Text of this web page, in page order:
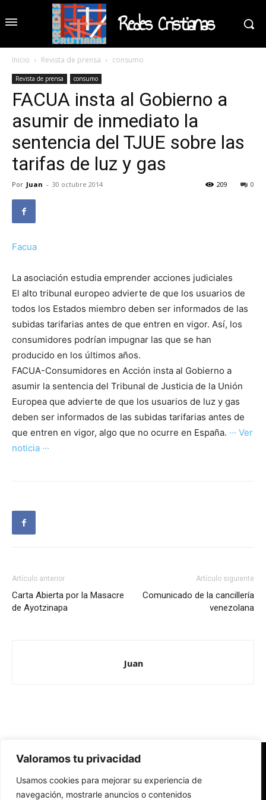
Valoramos tu privacidad
Usamos cookies para mejorar su experiencia de
navegación, mostrarle anuncios o contenidos
Redes Cristianas
Inicio Revista de prensa consumo
Revista de prensa consumo
FACUA insta al Gobierno a
asumir de inmediato la
sentencia del TJUE sobre las
tarifas de luz y gas
Por Juan - 30 octubre 2014 0
209
Facua
La asociación estudia emprender acciones judiciales
El alto tribunal europeo advierte de que los usuarios de
todos los Estados miembro deben ser informados de las
subidas tarifarias antes de que entren en vigor. Así, los
consumidores podrían impugnar las que se han
producido en los últimos años.
FACUA-Consumidores en Acción insta al Gobierno a
asumir la sentencia del Tribunal de Justicia de la Unión
Europea que advierte de que los usuarios de luz y gas
deben ser informados de las subidas tarifarias antes de
que entren en vigor, algo que no ocurre en España. ··· Ver
noticia ···
Artículo anterior
Carta Abierta por la Masacre
de Ayotzinapa
Artículo siguiente
Comunicado de la cancillería
venezolana
Juan
Redes Cristianas
Una mirada alternativa sobre la Iglesia católica y la sociedad
- Colectivos de Redes Cristianas